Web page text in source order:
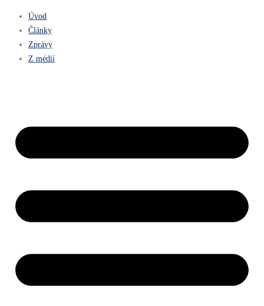
Úvod
Články
Zprávy
Z médií